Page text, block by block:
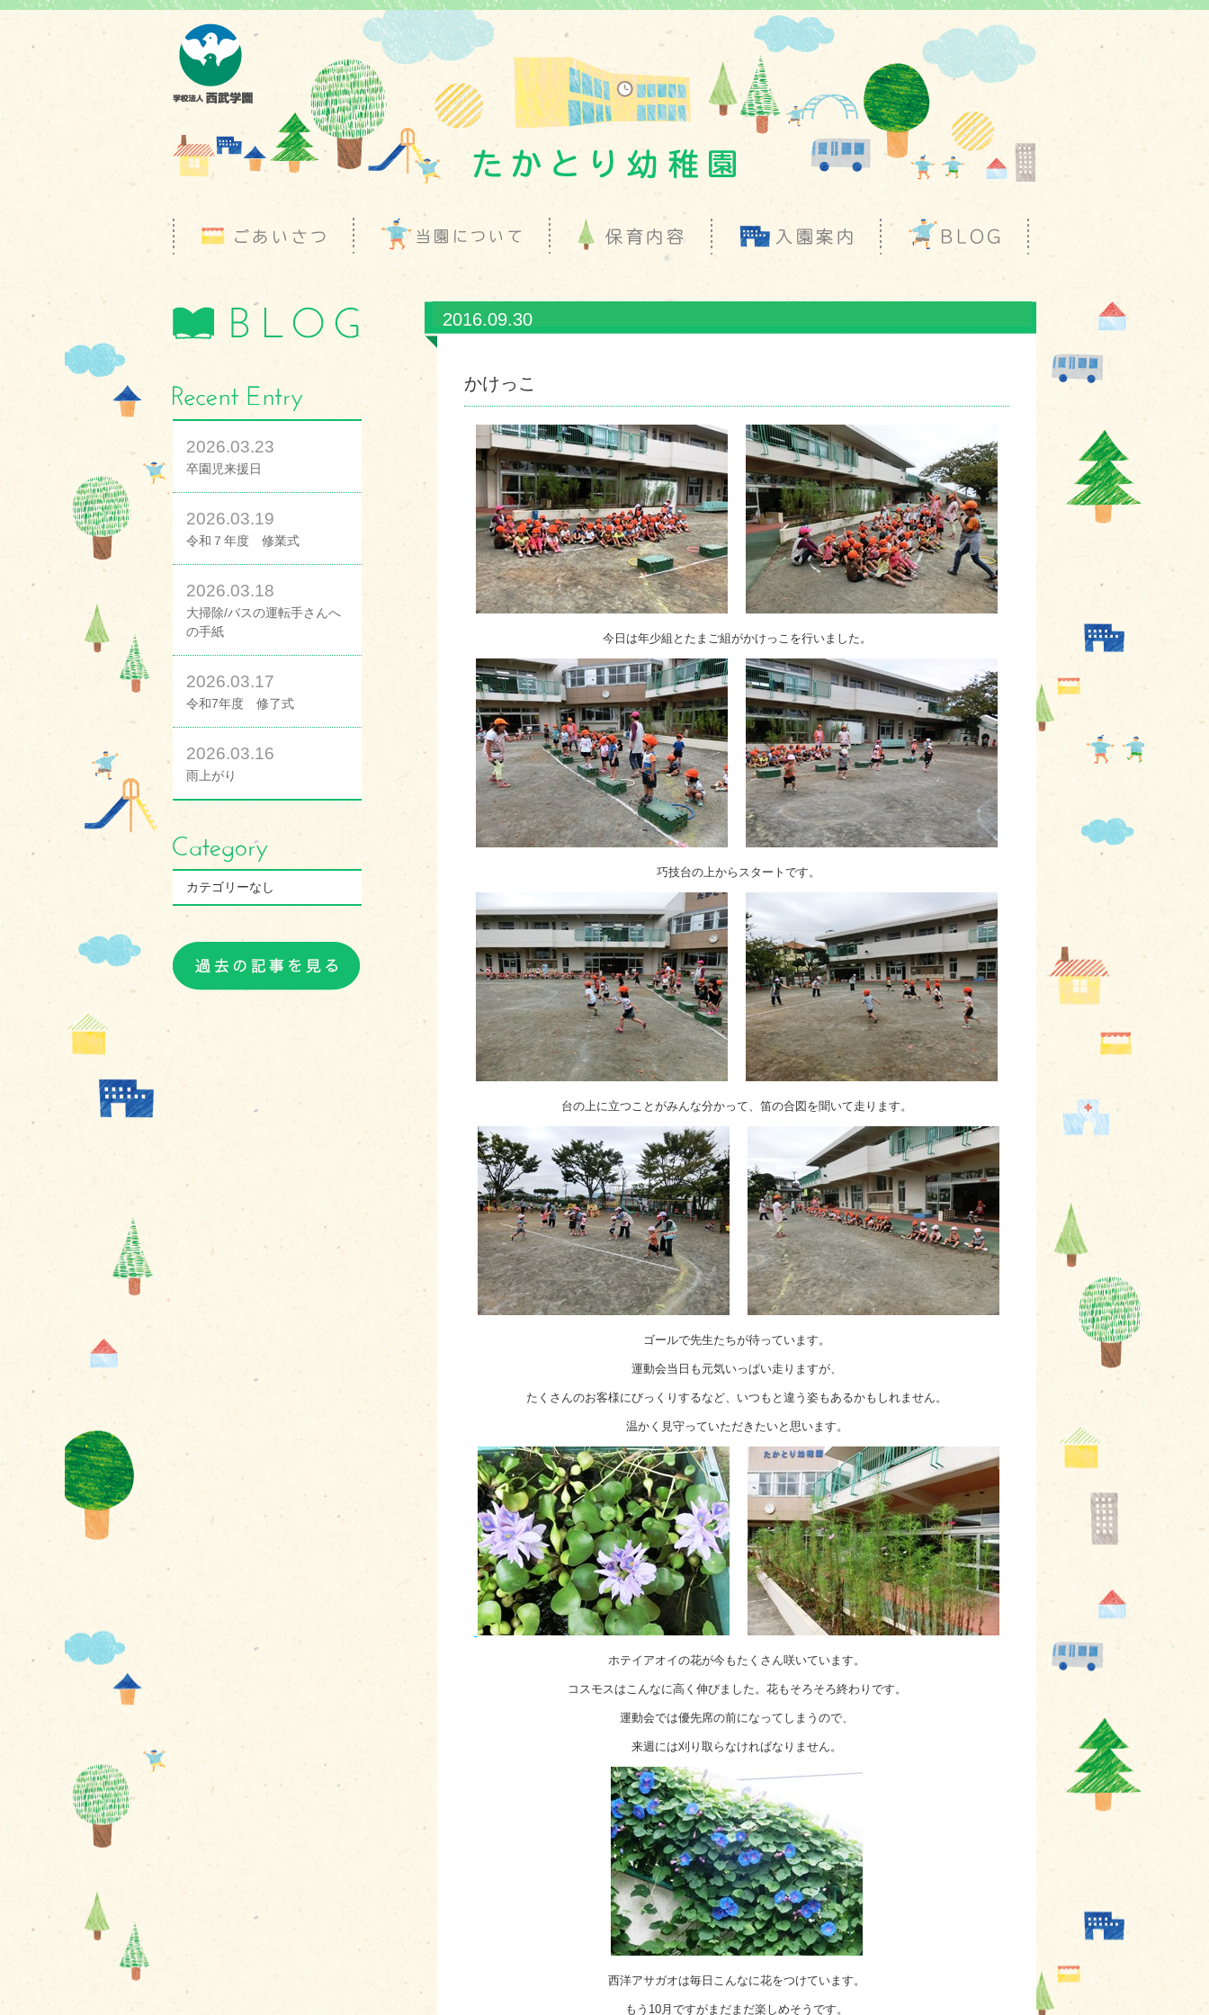
2026.03.23
卒園児来援日
2026.03.19
令和７年度 修業式
2026.03.18
大掃除/バスの運転手さんへ
の手紙
2026.03.17
令和7年度 修了式
2026.03.16
雨上がり
カテゴリーなし
2016.09.30
かけっこ
今日は年少組とたまご組がかけっこを行いました。
巧技台の上からスタートです。
台の上に立つことがみんな分かって、笛の合図を聞いて走ります。
ゴールで先生たちが待っています。
運動会当日も元気いっぱい走りますが、
たくさんのお客様にびっくりするなど、いつもと違う姿もあるかもしれません。
温かく見守っていただきたいと思います。
ホテイアオイの花が今もたくさん咲いています。
コスモスはこんなに高く伸びました。花もそろそろ終わりです。
運動会では優先席の前になってしまうので、
来週には刈り取らなければなりません。
西洋アサガオは毎日こんなに花をつけています。
もう10月ですがまだまだ楽しめそうです。